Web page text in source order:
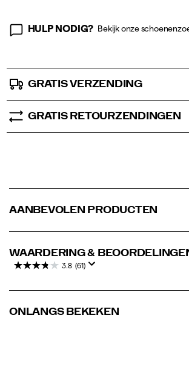
HULP NODIG? Bekijk onze
GRATIS VERZENDING
GRATIS RETOURZENDINGEN
AANBEVOLEN PRODUCTEN
WAARDERING &
3.8 (61)
ONLANGS BEKEKEN